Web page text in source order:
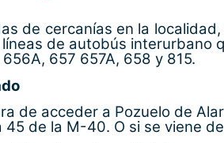
de cercanías en la localidad,
de autobús interurbano
657 657A, 658 y 815.
de acceder a Pozuelo de
45 de la M-40. O si se viene